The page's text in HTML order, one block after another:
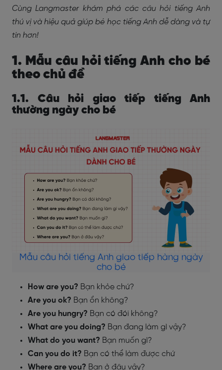
Cùng Langmaster khám phá các câu hỏi tiếng Anh
thú vị và hiệu quả giúp bé học tiếng Anh dễ dàng và tự
tin hơn!
1. Mẫu câu hỏi tiếng Anh cho bé
theo chủ đề
1.1. Câu hỏi giao tiếp tiếng Anh
thường ngày cho bé
Mẫu câu hỏi tiếng Anh giao tiếp hàng ngày
cho bé
How are you? Bạn khỏe chứ?
Are you ok? Bạn ổn không?
Are you hungry? Bạn có đói không?
What are you doing? Bạn đang làm gì vậy?
What do you want? Bạn muốn gì?
Can you do it? Bạn có thể làm được chứ
Where are you? Bạn ở đâu vậy?